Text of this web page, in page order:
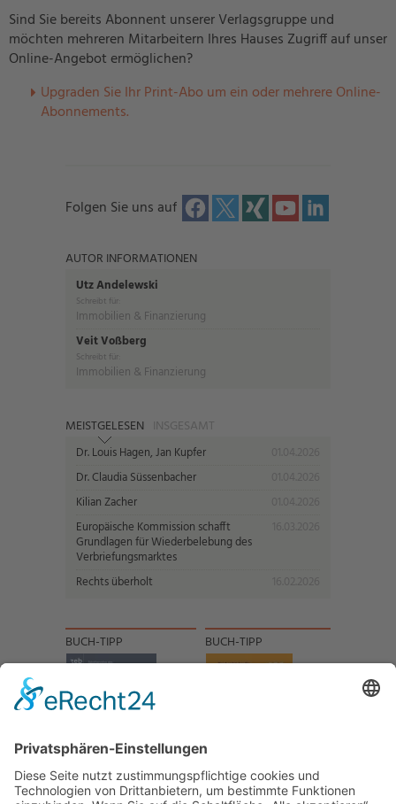
Sind Sie bereits Abonnent unserer Verlagsgruppe und
möchten mehreren Mitarbeitern Ihres Hauses Zugriff auf unser
Online-Angebot ermöglichen?
Upgraden Sie Ihr Print-Abo um ein oder mehrere Online-
Abonnements.
Folgen Sie uns auf
AUTOR INFORMATIONEN
Utz Andelewski
Schreibt für:
Immobilien & Finanzierung
Veit Voßberg
Schreibt für:
Immobilien & Finanzierung
MEISTGELESEN INSGESAMT
Dr. Louis Hagen, Jan Kupfer
Dr. Claudia Süssenbacher
Kilian Zacher
Europäische Kommission schafft
Grundlagen für Wiederbelebung des
Verbriefungsmarktes
Rechts überholt
BUCH-TIPP BUCH-TIPP